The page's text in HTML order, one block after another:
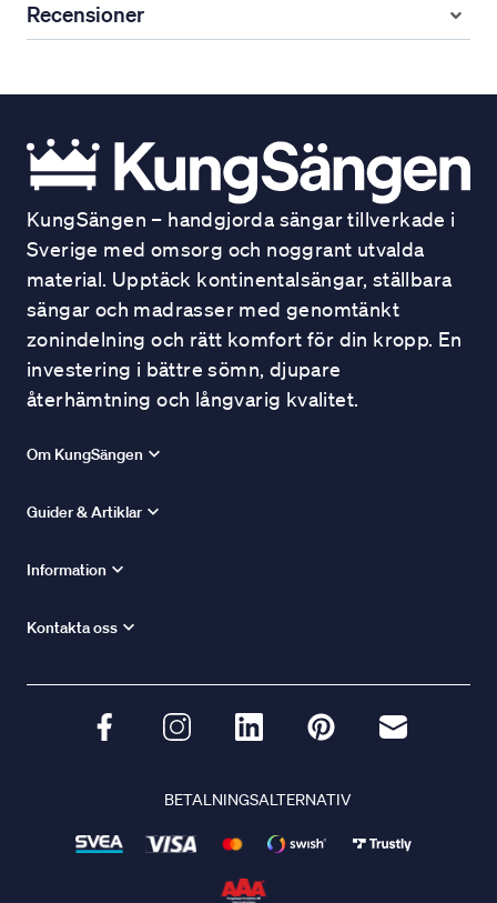
Recensioner
KungSängen – handgjorda sängar tillverkade i
Sverige med omsorg och noggrant utvalda
material. Upptäck kontinentalsängar, ställbara
sängar och madrasser med genomtänkt
zonindelning och rätt komfort för din kropp. En
investering i bättre sömn, djupare
återhämtning och långvarig kvalitet.
Om KungSängen
Guider & Artiklar
Information
Kontakta oss
BETALNINGSALTERNATIV